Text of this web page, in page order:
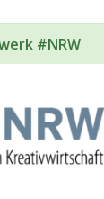
#NRW